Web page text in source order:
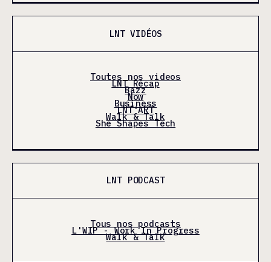
LNT VIDÉOS
Toutes nos videos
LNT Récap
Bazz
Now
Business
LNT'ART
Walk & Talk
She Shapes Tech
LNT PODCAST
Tous nos podcasts
L'WIP - Work In Progress
Walk & Talk